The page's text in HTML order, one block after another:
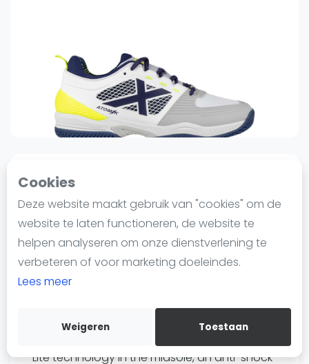
Cookies
Deze website maakt gebruik van "cookies" om de
website te laten functioneren, de website te
helpen analyseren om onze dienstverlening te
verbeteren of voor marketing doeleindes.
Lees meer
Weigeren Toestaan
Nieuws
Blog artikelen
Vragen over padel
Padelgear
Informatie
Over ons
Contact
Adverteren
Insights
WhatsApp
Join WhatsApp Community
3 0 Sinds 19 augustus 2024 11:26
Munich
Munich Atomik 38 | Padel
Shoes
€10495
Verzenden
The Atomik Padel Shoes are equipped with X-
Lite technology in the midsole, an anti-shock